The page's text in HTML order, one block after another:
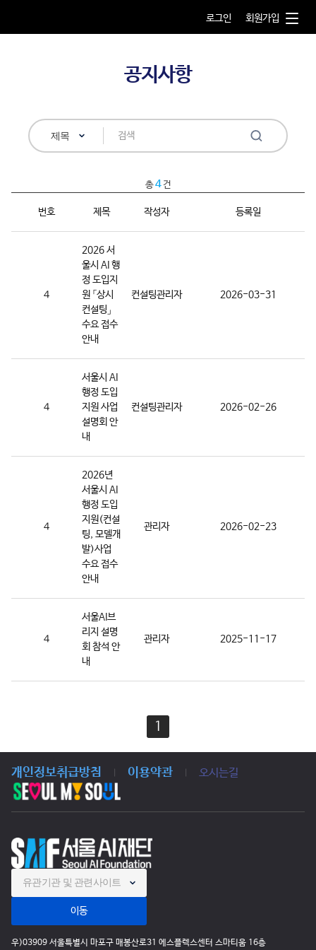
로그인 회원가입
AI 컨설팅
AI 행정사례
공지사항
제목
총4건
번호 제목 작성자 등록일
4
2026 서
울시 AI 행
정 도입지
원 「상시
컨설팅」
수요 접수
안내
컨설팅관리자 2026-03-31
4
서울시 AI
행정 도입
지원 사업
설명회 안
내
컨설팅관리자 2026-02-26
4
2026년
서울시 AI
행정 도입
지원(컨설
팅, 모델개
발)사업
수요 접수
안내
관리자 2026-02-23
4
서울AI브
리지 설명
회 참석 안
내
관리자 2025-11-17
1
개인정보취급방침 이용약관 오시는길
유관기관 및 관련사이트
이동
우)03909 서울특별시 마포구 매봉산로31 에스플렉스센터 스마티움 16층